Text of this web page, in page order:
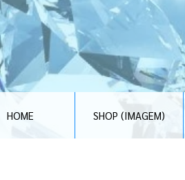
HOME SHOP (IMAGEM)